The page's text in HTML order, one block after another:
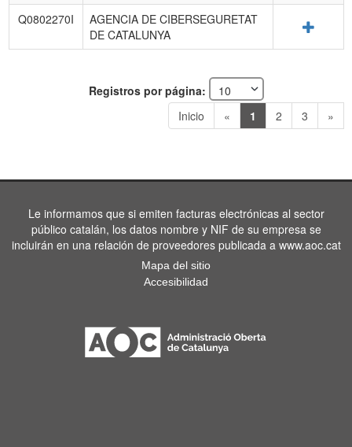
Q0802270I
AGENCIA DE CIBERSEGURETAT
DE CATALUNYA
Registros por página:
Inicio
« 1 2 3 »
Le informamos que si emiten facturas electrónicas al sector
público catalán, los datos nombre y NIF de su empresa se
incluirán en una relación de proveedores publicada a www.aoc.cat
Mapa del sitio
Accesibilidad